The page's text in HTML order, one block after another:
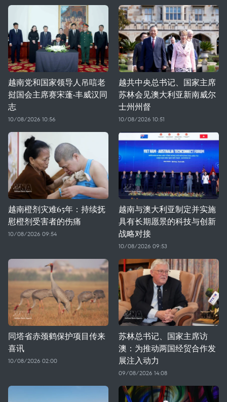
越南党和国家领导人吊唁老
挝国会主席赛宋蓬·丰威汉同
志
10/08/2026 10:56
越共中央总书记、国家主席
苏林会见澳大利亚新南威尔
士州州督
10/08/2026 10:51
越南橙剂灾难65年：持续抚
慰橙剂受害者的伤痛
10/08/2026 09:54
越南与澳大利亚制定并实施
具有长期愿景的科技与创新
战略对接
10/08/2026 09:53
同塔省赤颈鹤保护项目传来
喜讯
10/08/2026 02:00
苏林总书记、国家主席访
澳：为推动两国经贸合作发
展注入动力
09/08/2026 14:08